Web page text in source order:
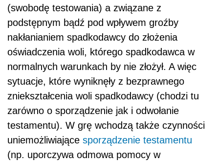
(swobodę testowania) a związane z
podstępnym bądź pod wpływem groźby
nakłanianiem spadkodawcy do złożenia
oświadczenia woli, którego spadkodawca w
normalnych warunkach by nie złożył. A więc
sytuacje, które wyniknęły z bezprawnego
zniekształcenia woli spadkodawcy (chodzi tu
zarówno o sporządzenie jak i odwołanie
testamentu). W grę wchodzą także czynności
uniemożliwiające sporządzenie testamentu
(np. uporczywa odmowa pomocy w